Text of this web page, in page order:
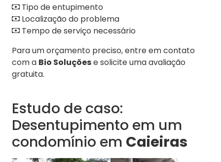
Tipo de entupimento
Localização do problema
Tempo de serviço necessário
Para um orçamento preciso, entre em contato
com a Bio Soluçõese solicite uma avaliação
gratuita.
Estudo de caso:
Desentupimento em um
condomínio em Caieiras